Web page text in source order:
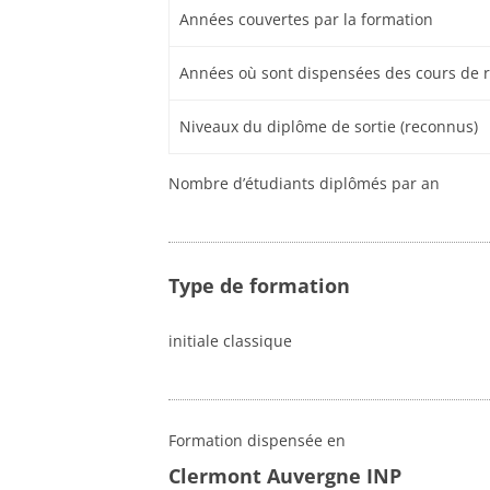
Années couvertes par la formation
Années où sont dispensées des cours de
Niveaux du diplôme de sortie (reconnus)
Nombre d’étudiants diplômés par an
Type de formation
initiale classique
Formation dispensée en
Clermont Auvergne INP